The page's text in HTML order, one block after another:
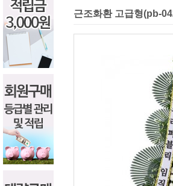
근조화환 고급형(pb-